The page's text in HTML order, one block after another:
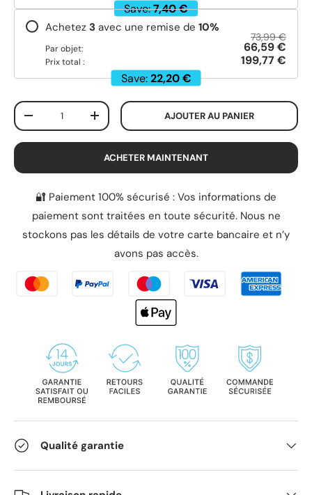
Save:7,40 €
Achetez 3 avec une remise de 10%
Par objet:
73,99 €
66,59 €
Prix total :
199,77 €
Save: 22,20 €
Qté
-
+ AJOUTER AU PANIER
ACHETER MAINTENANT
🔐 Paiement 100% sécurisé : Vos informations de
paiement sont traitées en toute sécurité. Nous ne
stockons pas les détails de votre carte bancaire et n’y
avons pas accès.
Qualité garantie